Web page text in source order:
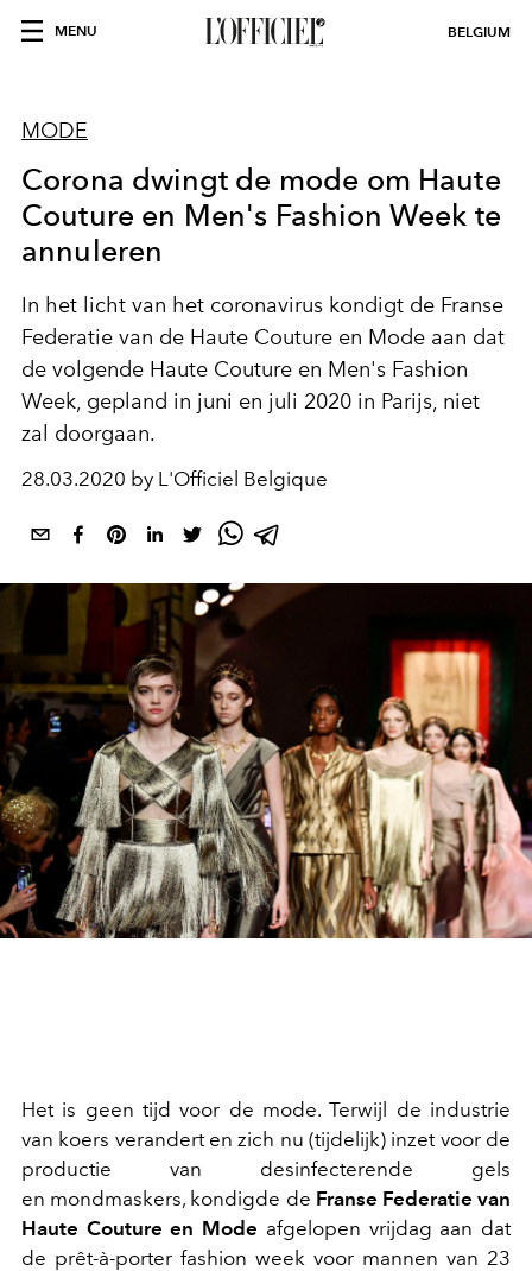
MENU BELGIUM
MODE
Corona dwingt de mode om Haute
Couture en Men's Fashion Week te
annuleren
In het licht van het coronavirus kondigt de Franse
Federatie van de Haute Couture en Mode aan dat
de volgende Haute Couture en Men's Fashion
Week, gepland in juni en juli 2020 in Parijs, niet
zal doorgaan.
28.03.2020 by L'Officiel Belgique
Het is geen tijd voor de mode. Terwijl de industrie
van koers verandert en zich nu (tijdelijk) inzet voor de
productie van desinfecterende gels
en mondmaskers, kondigde de Franse Federatie van
Haute Couture en Mode afgelopen vrijdag aan dat
de prêt-à-porter fashion week voor mannen van 23